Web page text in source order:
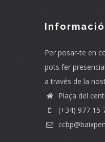
Per posar-te en
pots fer
a través de la
Plaça del
(+34) 977 15